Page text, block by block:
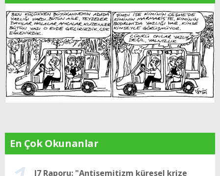
En Çok Okunanlar
J7 Raporu: "Antisemitizm küresel krize